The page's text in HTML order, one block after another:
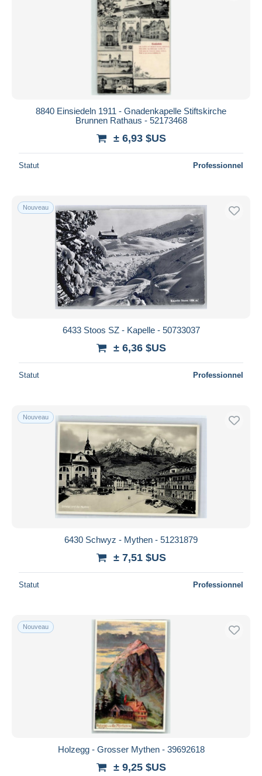
8840 Einsiedeln 1911 - Gnadenkapelle Stiftskirche
Brunnen Rathaus - 52173468
± 6,93 $US
Statut Professionnel
Nouveau
6433 Stoos SZ - Kapelle - 50733037
± 6,36 $US
Statut Professionnel
Nouveau
6430 Schwyz - Mythen - 51231879
± 7,51 $US
Statut Professionnel
Nouveau
Holzegg - Grosser Mythen - 39692618
± 9,25 $US